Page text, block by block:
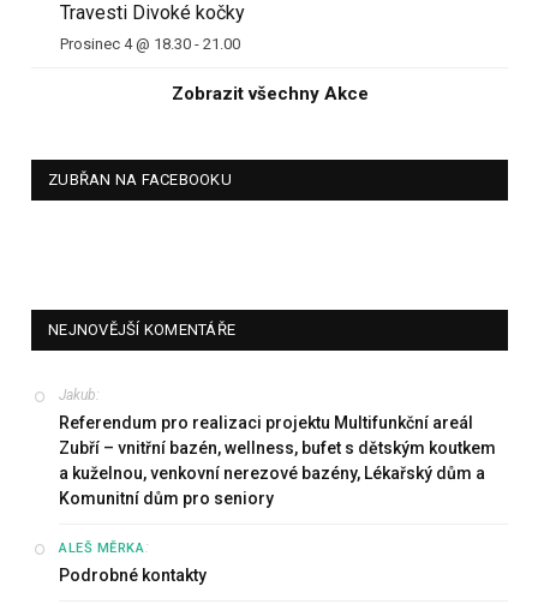
Travesti Divoké kočky
Prosinec 4 @ 18.30 - 21.00
Zobrazit všechny Akce
ZUBŘAN NA FACEBOOKU
NEJNOVĚJŠÍ KOMENTÁŘE
Jakub:
Referendum pro realizaci projektu Multifunkční areál
Zubří – vnitřní bazén, wellness, bufet s dětským koutkem
a kuželnou, venkovní nerezové bazény, Lékařský dům a
Komunitní dům pro seniory
ALEŠ MĚRKA:
Podrobné kontakty